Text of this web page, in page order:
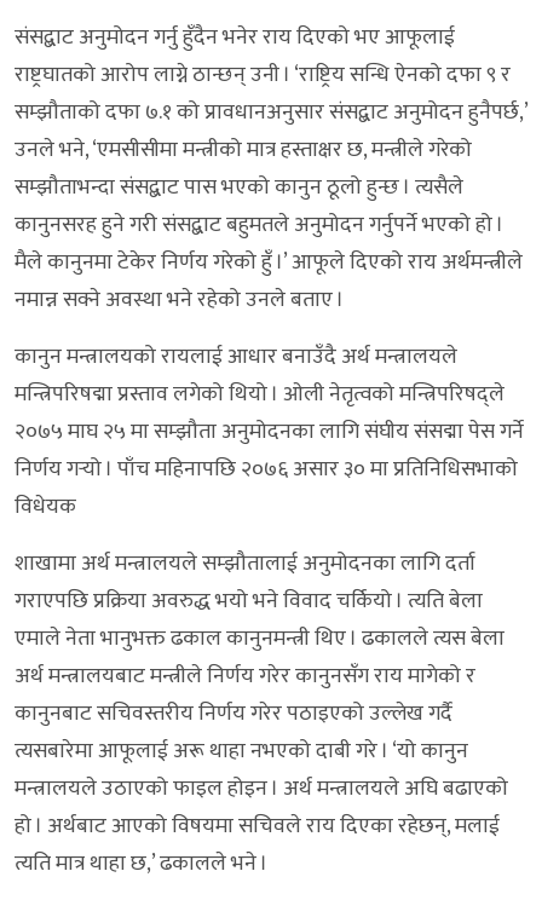
संसद्बाट अनुमोदन गर्नु हुँदैन भनेर राय दिएको भए आफूलाई
राष्ट्रघातको आरोप लाग्ने ठान्छन् उनी । ‘राष्ट्रिय सन्धि ऐनको दफा ९ र
सम्झौताको दफा ७.१ को प्रावधानअनुसार संसद्बाट अनुमोदन हुनैपर्छ,’
उनले भने, ‘एमसीसीमा मन्त्रीको मात्र हस्ताक्षर छ, मन्त्रीले गरेको
सम्झौताभन्दा संसद्बाट पास भएको कानुन ठूलो हुन्छ । त्यसैले
कानुनसरह हुने गरी संसद्बाट बहुमतले अनुमोदन गर्नुपर्ने भएको हो ।
मैले कानुनमा टेकेर निर्णय गरेको हुँ ।’ आफूले दिएको राय अर्थमन्त्रीले
नमान्न सक्ने अवस्था भने रहेको उनले बताए ।
कानुन मन्त्रालयको रायलाई आधार बनाउँदै अर्थ मन्त्रालयले
मन्त्रिपरिषद्मा प्रस्ताव लगेको थियो । ओली नेतृत्वको मन्त्रिपरिषद्ले
२०७५ माघ २५ मा सम्झौता अनुमोदनका लागि संघीय संसद्मा पेस गर्ने
निर्णय गर्‍यो । पाँच महिनापछि २०७६ असार ३० मा प्रतिनिधिसभाको
विधेयक
शाखामा अर्थ मन्त्रालयले सम्झौतालाई अनुमोदनका लागि दर्ता
गराएपछि प्रक्रिया अवरुद्ध भयो भने विवाद चर्कियो । त्यति बेला
एमाले नेता भानुभक्त ढकाल कानुनमन्त्री थिए । ढकालले त्यस बेला
अर्थ मन्त्रालयबाट मन्त्रीले निर्णय गरेर कानुनसँग राय मागेको र
कानुनबाट सचिवस्तरीय निर्णय गरेर पठाइएको उल्लेख गर्दै
त्यसबारेमा आफूलाई अरू थाहा नभएको दाबी गरे । ‘यो कानुन
मन्त्रालयले उठाएको फाइल होइन । अर्थ मन्त्रालयले अघि बढाएको
हो । अर्थबाट आएको विषयमा सचिवले राय दिएका रहेछन्, मलाई
त्यति मात्र थाहा छ,’ ढकालले भने ।